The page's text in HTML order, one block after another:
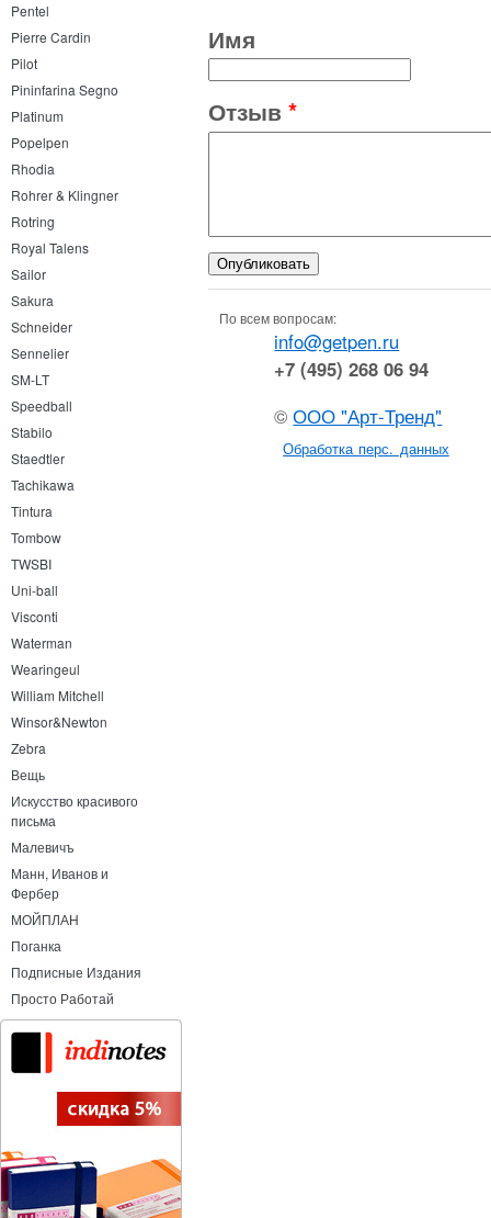
Pentel
Pierre Cardin
Pilot
Pininfarina Segno
Platinum
Popelpen
Rhodia
Rohrer & Klingner
Rotring
Royal Talens
Sailor
Sakura
Schneider
Sennelier
SM-LT
Speedball
Stabilo
Staedtler
Tachikawa
Tintura
Tombow
TWSBI
Uni-ball
Visconti
Waterman
Wearingeul
William Mitchell
Winsor&Newton
Zebra
Вещь
Искусство красивого
письма
Малевичъ
Манн, Иванов и
Фербер
МОЙПЛАН
Поганка
Подписные Издания
Просто Работай
Имя
Отзыв *
По всем вопросам:
info@getpen.ru
+7 (495) 268 06 94
©ООО "Арт-Тренд"
Обработка перс. данных